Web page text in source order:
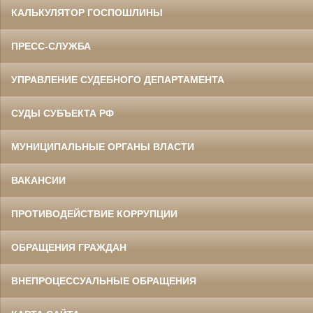
КАЛЬКУЛЯТОР ГОСПОШЛИНЫ
ПРЕСС-СЛУЖБА
УПРАВЛЕНИЕ СУДЕБНОГО ДЕПАРТАМЕНТА
СУДЫ СУБЪЕКТА РФ
МУНИЦИПАЛЬНЫЕ ОРГАНЫ ВЛАСТИ
ВАКАНСИИ
ПРОТИВОДЕЙСТВИЕ КОРРУПЦИИ
ОБРАЩЕНИЯ ГРАЖДАН
ВНЕПРОЦЕССУАЛЬНЫЕ ОБРАЩЕНИЯ